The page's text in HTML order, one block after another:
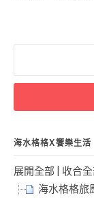
關
字:
海水格格X饗樂生活
展開全部
收合
海水格格旅